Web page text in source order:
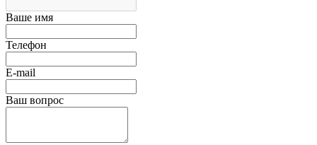
Ваше имя
Телефон
E-mail
Ваш вопрос